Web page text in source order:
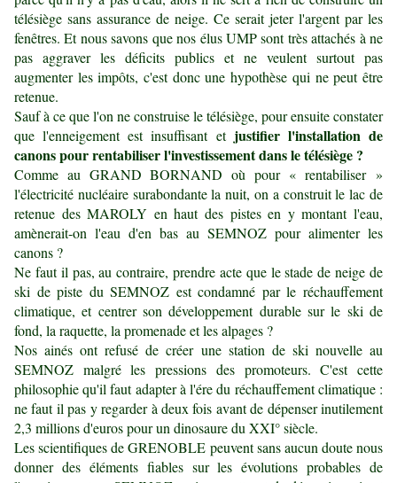
télésiège sans assurance de neige. Ce serait jeter l'argent par les
fenêtres. Et nous savons que nos élus UMP sont très attachés à ne
pas aggraver les déficits publics et ne veulent surtout pas
augmenter les impôts, c'est donc une hypothèse qui ne peut être
retenue.
Sauf à ce que l'on ne construise le télésiège, pour ensuite constater
que l'enneigement est insuffisant et justifier l'installation de
canons pour rentabiliser l'investissement dans le télésiège ?
Comme au GRAND BORNAND où pour « rentabiliser »
l'électricité nucléaire surabondante la nuit, on a construit le lac de
retenue des MAROLY en haut des pistes en y montant l'eau,
amènerait-on l'eau d'en bas au SEMNOZ pour alimenter les
canons ?
Ne faut il pas, au contraire, prendre acte que le stade de neige de
ski de piste du SEMNOZ est condamné par le réchauffement
climatique, et centrer son développement durable sur le ski de
fond, la raquette, la promenade et les alpages ?
Nos ainés ont refusé de créer une station de ski nouvelle au
SEMNOZ malgré les pressions des promoteurs. C'est cette
philosophie qu'il faut adapter à l'ére du réchauffement climatique :
ne faut il pas y regarder à deux fois avant de dépenser inutilement
2,3 millions d'euros pour un dinosaure du XXI° siècle.
Les scientifiques de GRENOBLE peuvent sans aucun doute nous
donner des éléments fiables sur les évolutions probables de